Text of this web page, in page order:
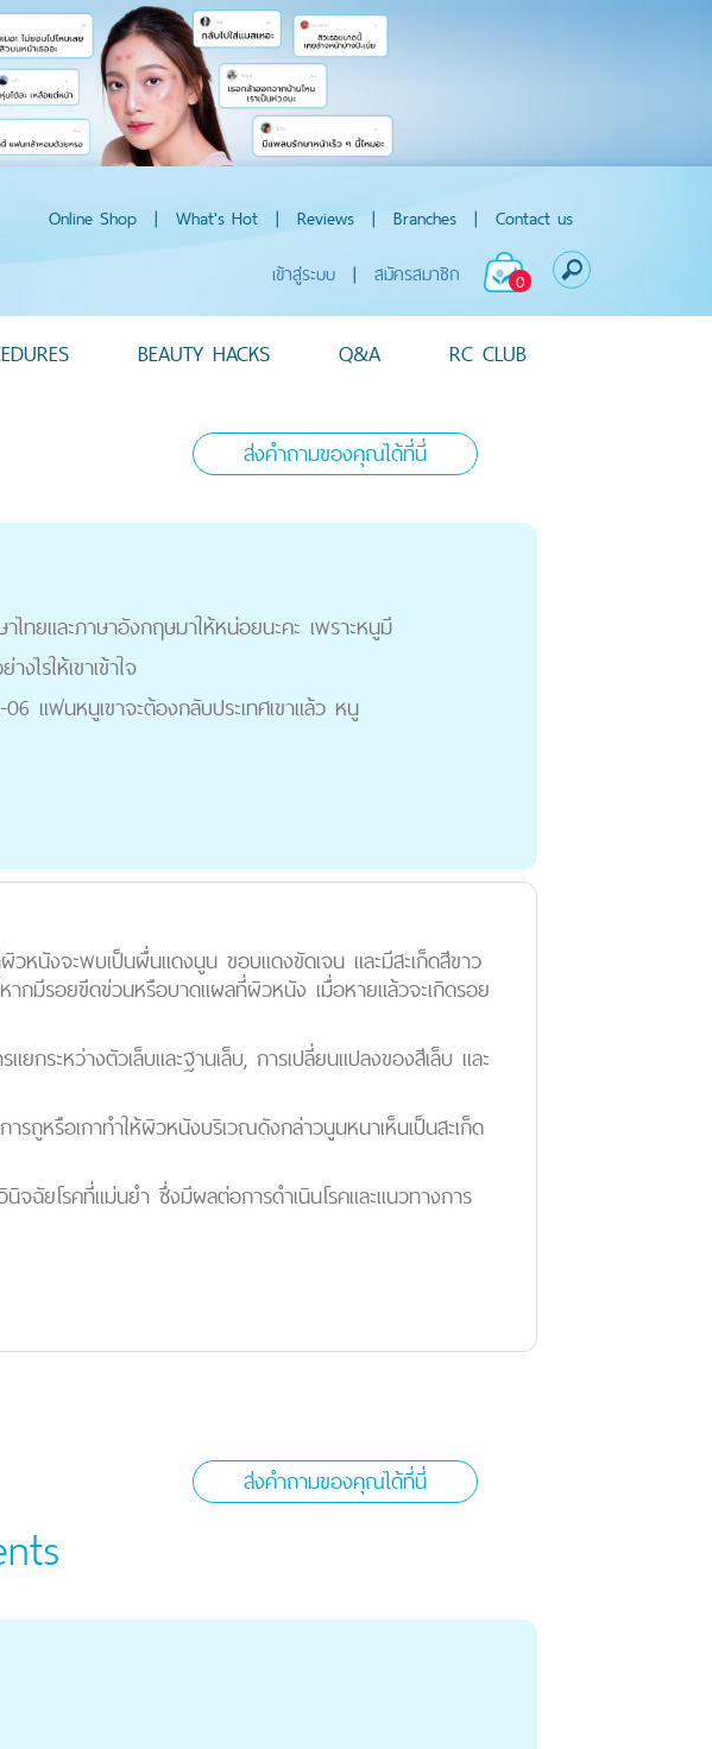
Online Shop | What's Hot | Reviews | Branches | Contact us
0
เข้าสู่ระบบ | สมัครสมาชิก
BEAUTY HACKS Q&A RC CLUB
ส่งคำถามของคุณได้ที่นี่
ไทยและภาษาอังกฤษมาให้หน่อยนะคะ เพราะหนูมี
ไรให้เขาเข้าใจ
แฟนหนูเขาจะต้องกลับประเทศเขาแล้ว หนู
หนังจะพบเป็นผื่นแดงนูน ขอบแดงขัดเจน และมีสะเก็ดสีขาว
มีรอยขีดข่วนหรือบาดแผลที่ผิวหนัง เมื่อหายแล้วจะเกิดรอย
ระหว่างตัวเล็บและฐานเล็บ, การเปลี่ยนแปลงของสีเล็บ และ
หรือเกาทำให้ผิวหนังบริเวณดังกล่าวนูนหนาเห็นเป็นสะเก็ด
ฉัยโรคที่แม่นยำ ซึ่งมีผลต่อการดำเนินโรคและแนวทางการ
ส่งคำถามของคุณได้ที่นี่